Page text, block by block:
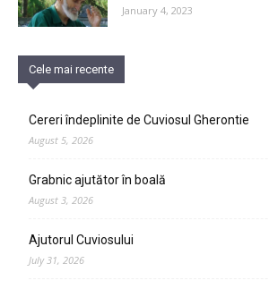
January 4, 2023
Cele mai recente
Cereri îndeplinite de Cuviosul Gherontie
August 5, 2026
Grabnic ajutător în boală
August 3, 2026
Ajutorul Cuviosului
July 31, 2026